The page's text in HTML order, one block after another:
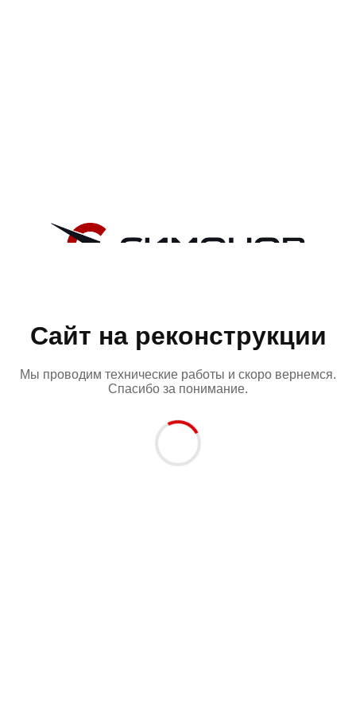
Сайт на реконструкции
Мы проводим технические работы и скоро вернемся.
Спасибо за понимание.